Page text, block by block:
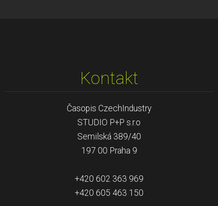
Kontakt
Časopis CzechIndustry
STUDIO P+P s.r.o
Semilská 389/40
197 00 Praha 9
+420 602 363 969
+420 605 463 150